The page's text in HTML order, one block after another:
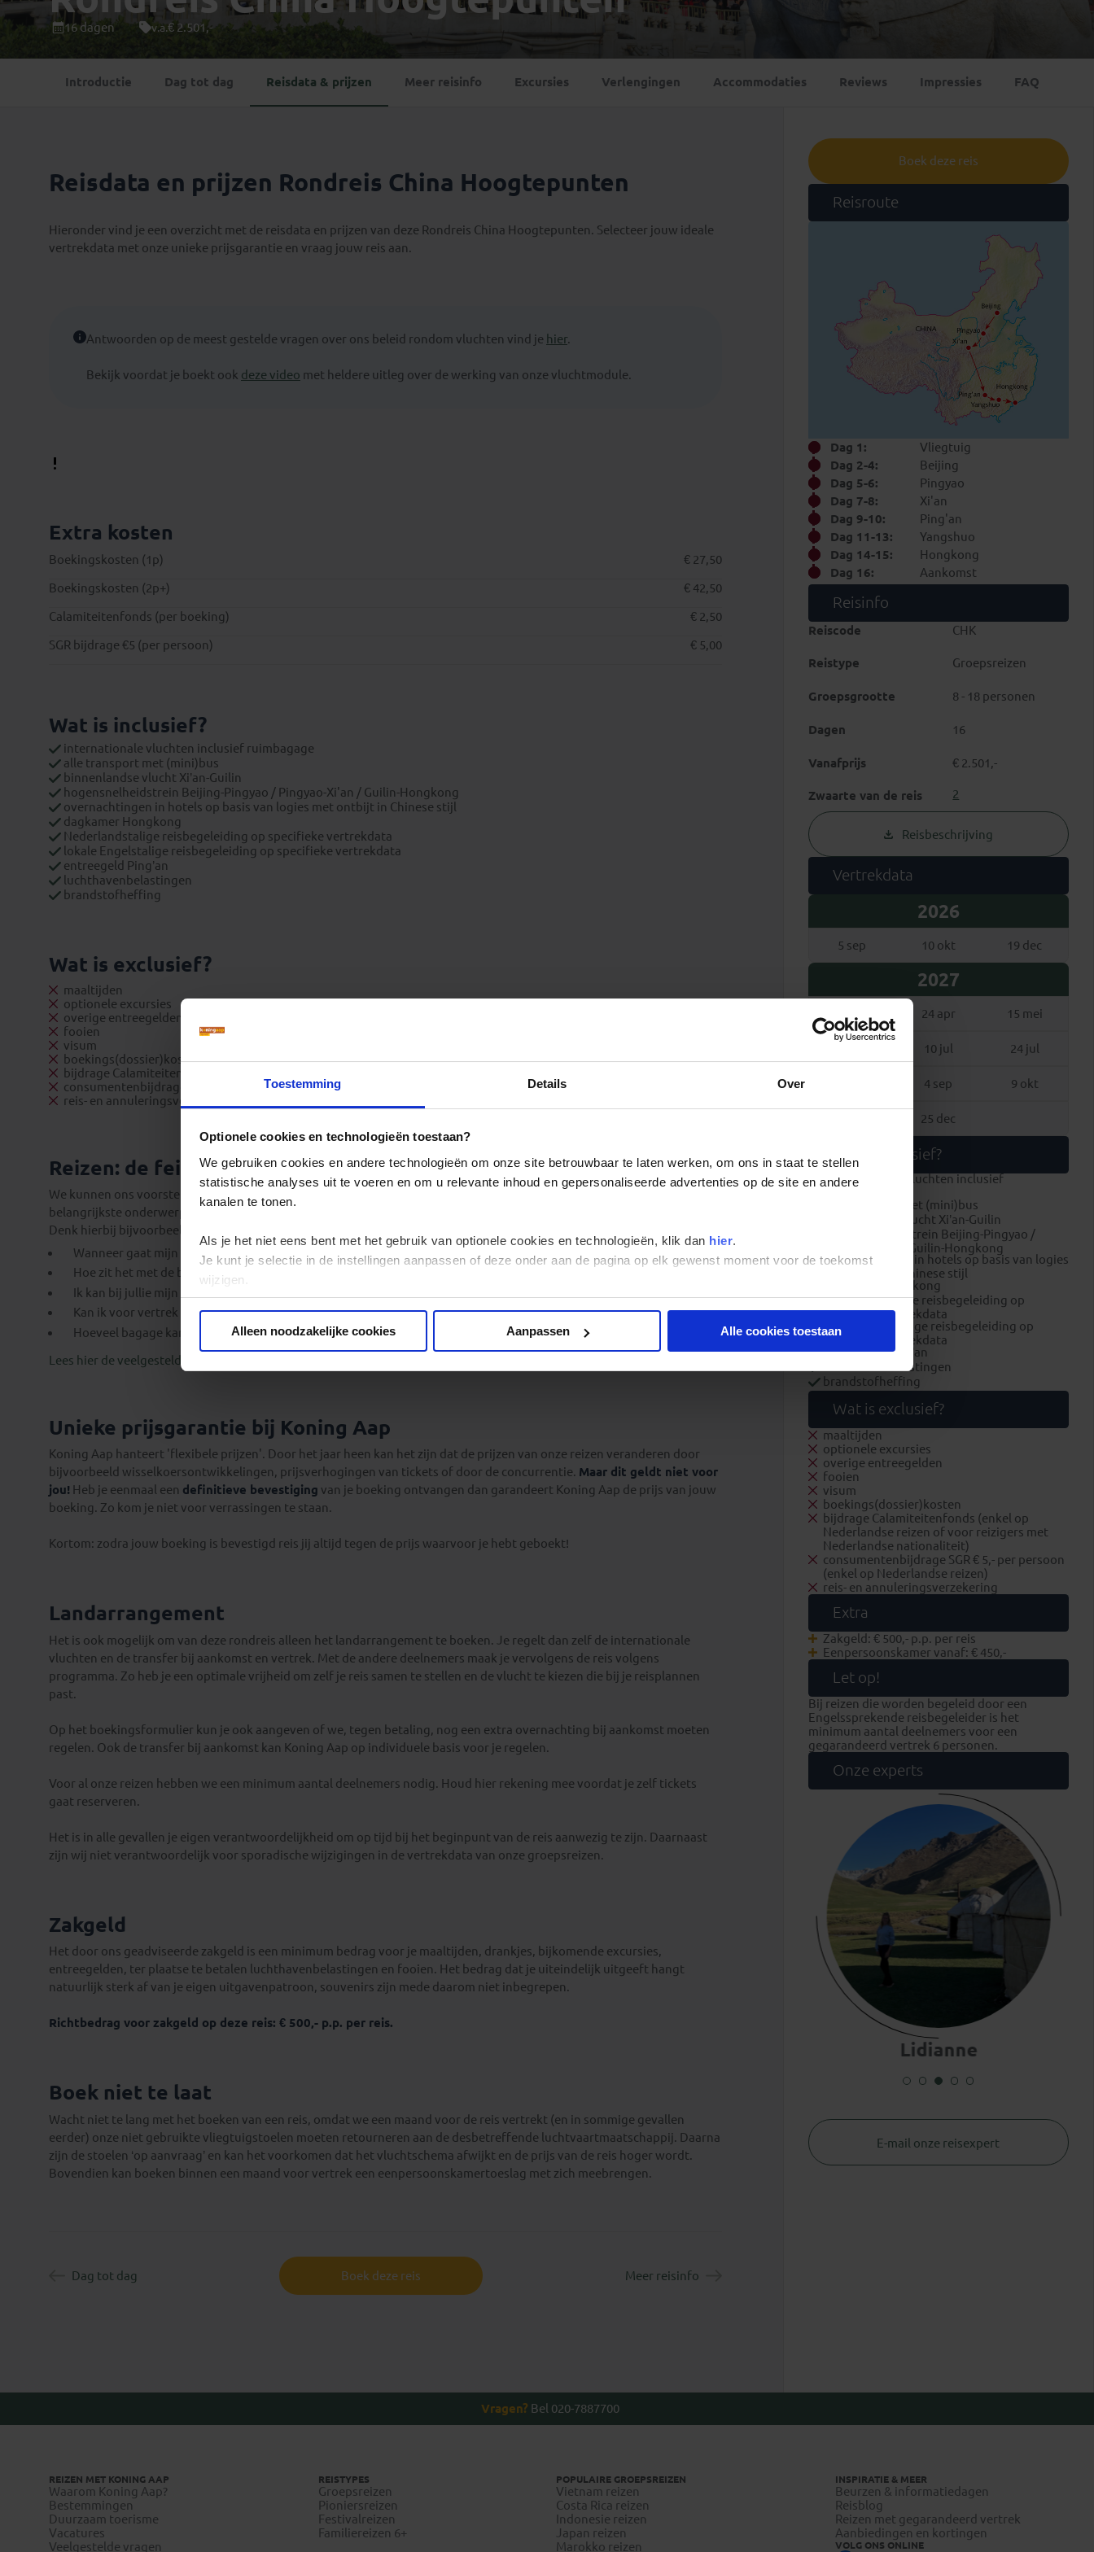
Toestemming Details Over
Optionele cookies en technologieën toestaan?
We gebruiken cookies en andere technologieën om onze site betrouwbaar te laten werken, om ons in staat te stellen
statistische analyses uit te voeren en om u relevante inhoud en gepersonaliseerde advertenties op de site en andere
kanalen te tonen.
Als je het niet eens bent met het gebruik van optionele cookies en technologieën, klik dan hier.
Je kunt je selectie in de instellingen aanpassen of deze onder aan de pagina op elk gewenst moment voor de toekomst
wijzigen.
Alleen noodzakelijke cookies
Aanpassen Alle cookies toestaan
Mongolië
(1)
Singapore(1)
Thailand(8)
Tanzania
(1)
Mexico
(4)
Suriname(1)
Georgië(4)
Kroatië
(2)
Noord-Macedonië
16 dagen v.a.€ 2.501,-
Introductie Dag tot dag Reisdata & prijzen Meer reisinfo Excursies Verlengingen Accommodaties Reviews Impressies FAQ
Reisdata en prijzen Rondreis China Hoogtepunten
Hieronder vind je een overzicht met de reisdata en prijzen van deze Rondreis China Hoogtepunten. Selecteer jouw ideale
vertrekdata met onze unieke prijsgarantie en vraag jouw reis aan.
Antwoorden op de meest gestelde vragen over ons beleid rondom vluchten vind je hier.
Bekijk voordat je boekt ook deze video met heldere uitleg over de werking van onze vluchtmodule.
Extra kosten
Boekingskosten (1p) € 27,50
Boekingskosten (2p+) € 42,50
Calamiteitenfonds (per boeking) € 2,50
SGR bijdrage €5 (per persoon) € 5,00
Wat is inclusief?
internationale vluchten inclusief ruimbagage
alle transport met (mini)bus
binnenlandse vlucht Xi’an-Guilin
hogensnelheidstrein Beijing-Pingyao / Pingyao-Xi'an / Guilin-Hongkong
overnachtingen in hotels op basis van logies met ontbijt in Chinese stijl
dagkamer Hongkong
Nederlandstalige reisbegeleiding op specifieke vertrekdata
lokale Engelstalige reisbegeleiding op specifieke vertrekdata
entreegeld Ping’an
luchthavenbelastingen
brandstofheffing
Wat is exclusief?
maaltijden
optionele excursies
overige entreegelden
fooien
visum
boekings(dossier)kosten
bijdrage Calamiteitenfonds (enkel op Nederlandse reizen of voor reizigers met Nederlandse nationaliteit)
consumentenbijdrage SGR € 5,- per persoon (enkel op Nederlandse reizen)
reis- en annuleringsverzekering
Reizen: de feiten op een rij
We kunnen ons voorstellen dat je nog vragen hebt over hoe wij onze reizen organiseren. Daarom hebben wij voor de
belangrijkste onderwerpen een speciale pagina samengesteld met daarop de antwoorden op de meest gestelde vragen.
Denk hierbij bijvoorbeeld aan vragen als:
Wanneer gaat mijn reis gegarandeerd door?
Hoe zit het met de betaling van mijn reis?
Ik kan bij jullie mijn eigen vlucht kiezen. Hoe werkt dat?
Kan ik voor vertrek een specifieke stoel in het vliegtuig reserveren?
Hoeveel bagage kan ik meenemen?
Lees hier de veelgestelde vragen
Unieke prijsgarantie bij Koning Aap
Koning Aap hanteert 'flexibele prijzen'. Door het jaar heen kan het zijn dat de prijzen van onze reizen veranderen door
bijvoorbeeld wisselkoersontwikkelingen, prijsverhogingen van tickets of door de concurrentie. Maar dit geldt niet voor
jou! Heb je eenmaal een definitieve bevestiging van je boeking ontvangen dan garandeert Koning Aap de prijs van jouw
boeking. Zo kom je niet voor verrassingen te staan.
Kortom: zodra jouw boeking is bevestigd reis jij altijd tegen de prijs waarvoor je hebt geboekt!
Landarrangement
Het is ook mogelijk om van deze rondreis alleen het landarrangement te boeken. Je regelt dan zelf de internationale
vluchten en de transfer bij aankomst en vertrek. Met de andere deelnemers maak je vervolgens de reis volgens
programma. Zo heb je een optimale vrijheid om zelf je reis samen te stellen en de vlucht te kiezen die bij je reisplannen
past.
Op het boekingsformulier kun je ook aangeven of we, tegen betaling, nog een extra overnachting bij aankomst moeten
regelen. Ook de transfer bij aankomst kan Koning Aap op individuele basis voor je regelen.
Voor al onze reizen hebben we een minimum aantal deelnemers nodig. Houd hier rekening mee voordat je zelf tickets
gaat reserveren.
Het is in alle gevallen je eigen verantwoordelijkheid om op tijd bij het beginpunt van de reis aanwezig te zijn. Daarnaast
zijn wij niet verantwoordelijk voor sporadische wijzigingen in de vertrekdata van onze groepsreizen.
Zakgeld
Het door ons geadviseerde zakgeld is een minimum bedrag voor je maaltijden, drankjes, bijkomende excursies,
entreegelden, ter plaatse te betalen luchthavenbelastingen en fooien. Het bedrag dat je uiteindelijk uitgeeft hangt
natuurlijk sterk af van je eigen uitgavenpatroon, souvenirs zijn mede daarom niet inbegrepen.
Richtbedrag voor zakgeld op deze reis: € 500,- p.p. per reis.
Boek niet te laat
Wacht niet te lang met het boeken van een reis, omdat we een maand voor de reis vertrekt (en in sommige gevallen
eerder) onze niet gebruikte vliegtuigstoelen moeten retourneren aan de desbetreffende luchtvaartmaatschappij. Daarna
zijn de stoelen ‘op aanvraag’ en kan het voorkomen dat het vluchtschema afwijkt en de prijs van de reis hoger wordt.
Bovendien kan boeken binnen een maand voor vertrek een eenpersoonskamertoeslag met zich meebrengen.
Dag tot dag Boek deze reis Meer reisinfo
Boek deze reis
Reisroute
Dag 1:
Vliegtuig
Dag 2-4:
Beijing
Dag 5-6:
Pingyao
Dag 7-8:
Xi'an
Dag 9-10:
Ping'an
Dag 11-13:
Yangshuo
Dag 14-15:
Hongkong
Dag 16:
Aankomst
Reisinfo
Reiscode CHK
Reistype Groepsreizen
Groepsgrootte 8 - 18 personen
Dagen 16
Vanafprijs € 2.501,-
Zwaarte van de reis 2
Reisbeschrijving
Vertrekdata
2026
5 sep 10 okt 19 dec
2027
24 apr 15 mei
10 jul 24 jul
4 sep 9 okt
25 dec
Wat is inclusief?
internationale vluchten inclusief
alle transport met (mini)bus
binnenlandse vlucht Xi’an-Guilin
hogensnelheidstrein Beijing-Pingyao /
Pingyao-Xi'an / Guilin-Hongkong
overnachtingen in hotels op basis van logies
met ontbijt in Chinese stijl
dagkamer Hongkong
Nederlandstalige reisbegeleiding op
specifieke vertrekdata
lokale Engelstalige reisbegeleiding op
specifieke vertrekdata
entreegeld Ping’an
luchthavenbelastingen
brandstofheffing
Wat is exclusief?
maaltijden
optionele excursies
overige entreegelden
fooien
visum
boekings(dossier)kosten
bijdrage Calamiteitenfonds (enkel op
Nederlandse reizen of voor reizigers met
Nederlandse nationaliteit)
consumentenbijdrage SGR € 5,- per persoon
(enkel op Nederlandse reizen)
reis- en annuleringsverzekering
Extra
Zakgeld: € 500,- p.p. per reis
Eenpersoonskamer vanaf: € 450,-
Let op!
Bij reizen die worden begeleid door een
Engelssprekende reisbegeleider is het
minimum aantal deelnemers voor een
gegarandeerd vertrek 6 personen.
Onze experts
Lidianne
E-mail onze reisexpert
Vragen? Bel 020-7887700
REIZEN MET KONING AAP
Waarom Koning Aap?
Bestemmingen
Duurzaam toerisme
Vacatures
Veelgestelde vragen
REISTYPES
Groepsreizen
Pioniersreizen
Festivalreizen
Familiereizen 6+
POPULAIRE GROEPSREIZEN
Vietnam reizen
Costa Rica reizen
Indonesie reizen
Japan reizen
Marokko reizen
INSPIRATIE & MEER
Beurzen & informatiedagen
Reisblog
Reizen met gegarandeerd vertrek
Aanbiedingen en kortingen
VOLG ONS ONLINE